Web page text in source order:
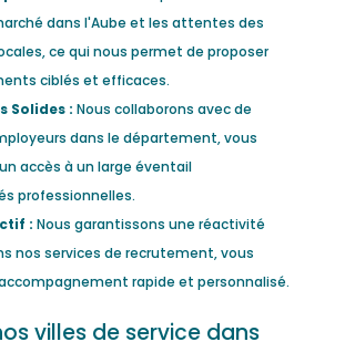
dans l'Aube et les attentes des
ce qui nous permet de proposer
ciblés et efficaces.
Solides : Nous collaborons avec de
dans le département, vous
accès à un large éventail
professionnelles.
: Nous garantissons une réactivité
nos services de recrutement, vous
rapide et personnalisé.
villes de service dans